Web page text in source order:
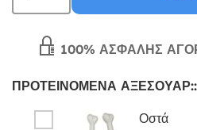
100% ΑΣΦΑΛΉΣ
ΠΡΟΤΕΙΝΌΜΕΝΑ ΑΞΕΣΟΥΆΡ::
Οστά